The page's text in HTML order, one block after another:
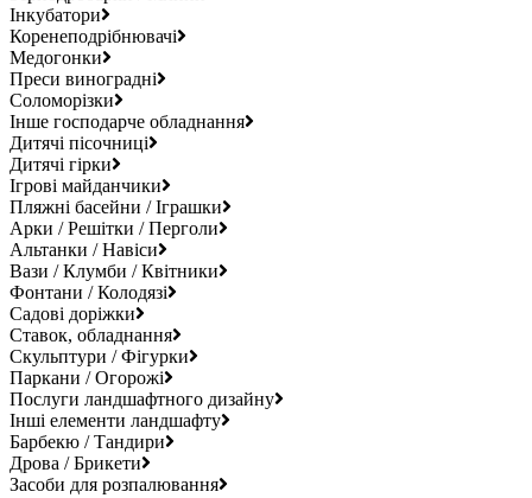
Інкубатори
Коренеподрібнювачі
Медогонки
Преси виноградні
Соломорізки
Інше господарче обладнання
Дитячі пісочниці
Дитячі гірки
Ігрові майданчики
Пляжні басейни / Іграшки
Арки / Решітки / Перголи
Альтанки / Навіси
Вази / Клумби / Квітники
Фонтани / Колодязі
Садові доріжки
Ставок, обладнання
Скульптури / Фігурки
Паркани / Огорожі
Послуги ландшафтного дизайну
Інші елементи ландшафту
Барбекю / Тандири
Дрова / Брикети
Засоби для розпалювання